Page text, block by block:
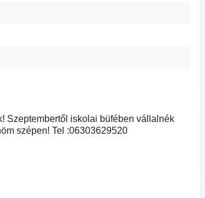
Szeptembertől iskolai büfében vállalnék
szépen! Tel :06303629520